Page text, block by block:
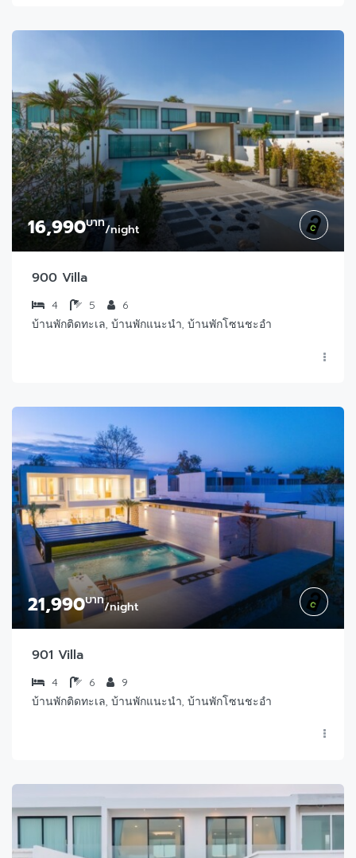
16,990บาท/night
900 Villa
4 5
6
บ้านพักติดทะเล, บ้านพักแนะนำ, บ้านพักโซนชะอำ
21,990บาท/night
901 Villa
4 6
9
บ้านพักติดทะเล, บ้านพักแนะนำ, บ้านพักโซนชะอำ